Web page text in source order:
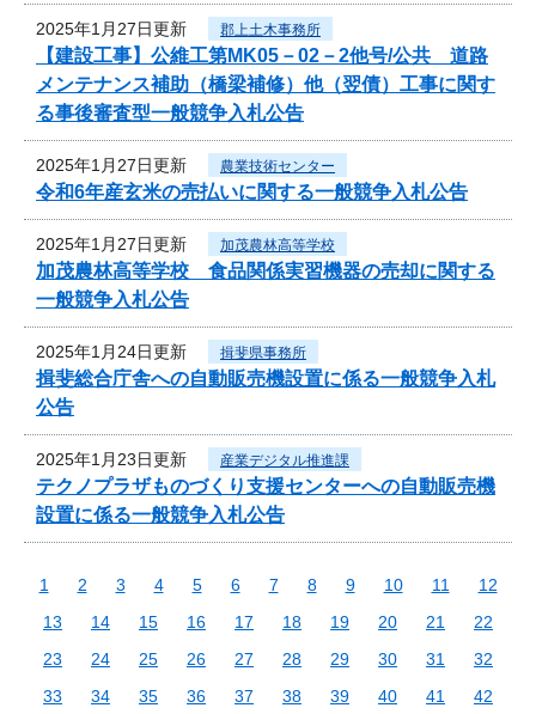
2025年1月27日更新 郡上土木事務所
【建設工事】公維工第MK05－02－2他号/公共 道路
メンテナンス補助（橋梁補修）他（翌債）工事に関す
る事後審査型一般競争入札公告
2025年1月27日更新 農業技術センター
令和6年産玄米の売払いに関する一般競争入札公告
2025年1月27日更新 加茂農林高等学校
加茂農林高等学校 食品関係実習機器の売却に関する
一般競争入札公告
2025年1月24日更新 揖斐県事務所
揖斐総合庁舎への自動販売機設置に係る一般競争入札
公告
2025年1月23日更新 産業デジタル推進課
テクノプラザものづくり支援センターへの自動販売機
設置に係る一般競争入札公告
1 2 3 4 5 6 7 8 9 10 11
12
13
14 15 16 17 18 19 20 21
22
23
24 25 26 27 28 29 30 31
32
33
34 35 36 37 38 39 40 41
42